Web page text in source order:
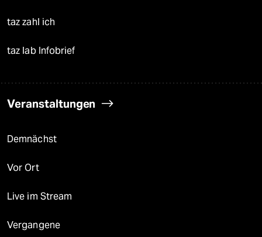
taz zahl ich
taz lab Infobrief
Veranstaltungen
Demnächst
Vor Ort
Live im Stream
Vergangene